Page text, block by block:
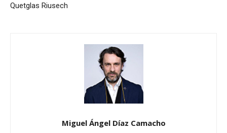
Quetglas Riusech
Miguel Ángel Díaz Camacho